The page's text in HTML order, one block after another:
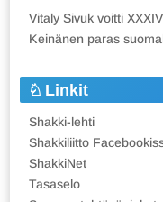
Vitaly Sivuk voitti
Keinänen paras
Linkit
Shakki-lehti
Shakkiliitto
ShakkiNet
Tasaselo